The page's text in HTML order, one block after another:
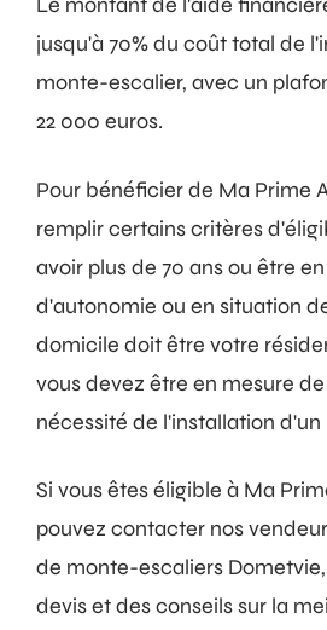
Le montant de l'aide
jusqu'à 70% du coût total de
monte-escalier, avec un
22 000 euros.
Pour bénéficier de Ma Prime
remplir certains critères
avoir plus de 70 ans ou être
d'autonomie ou en situation
domicile doit être votre
vous devez être en mesure
nécessité de l'installation
Si vous êtes éligible à Ma
pouvez contacter nos
de monte-escaliers
devis et des conseils sur la